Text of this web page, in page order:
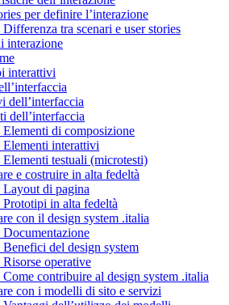
per definire l’interazione
Differenza tra scenari e user stories
interazione
interattivi
dell’interfaccia
dell’interfaccia
Elementi di composizione
Elementi interattivi
Elementi testuali (microtesti)
e costruire in alta fedeltà
Layout di pagina
Prototipi in alta fedeltà
con il design system .italia
Documentazione
Benefici del design system
operative
Come contribuire al design system .italia
con i modelli di sito e servizi